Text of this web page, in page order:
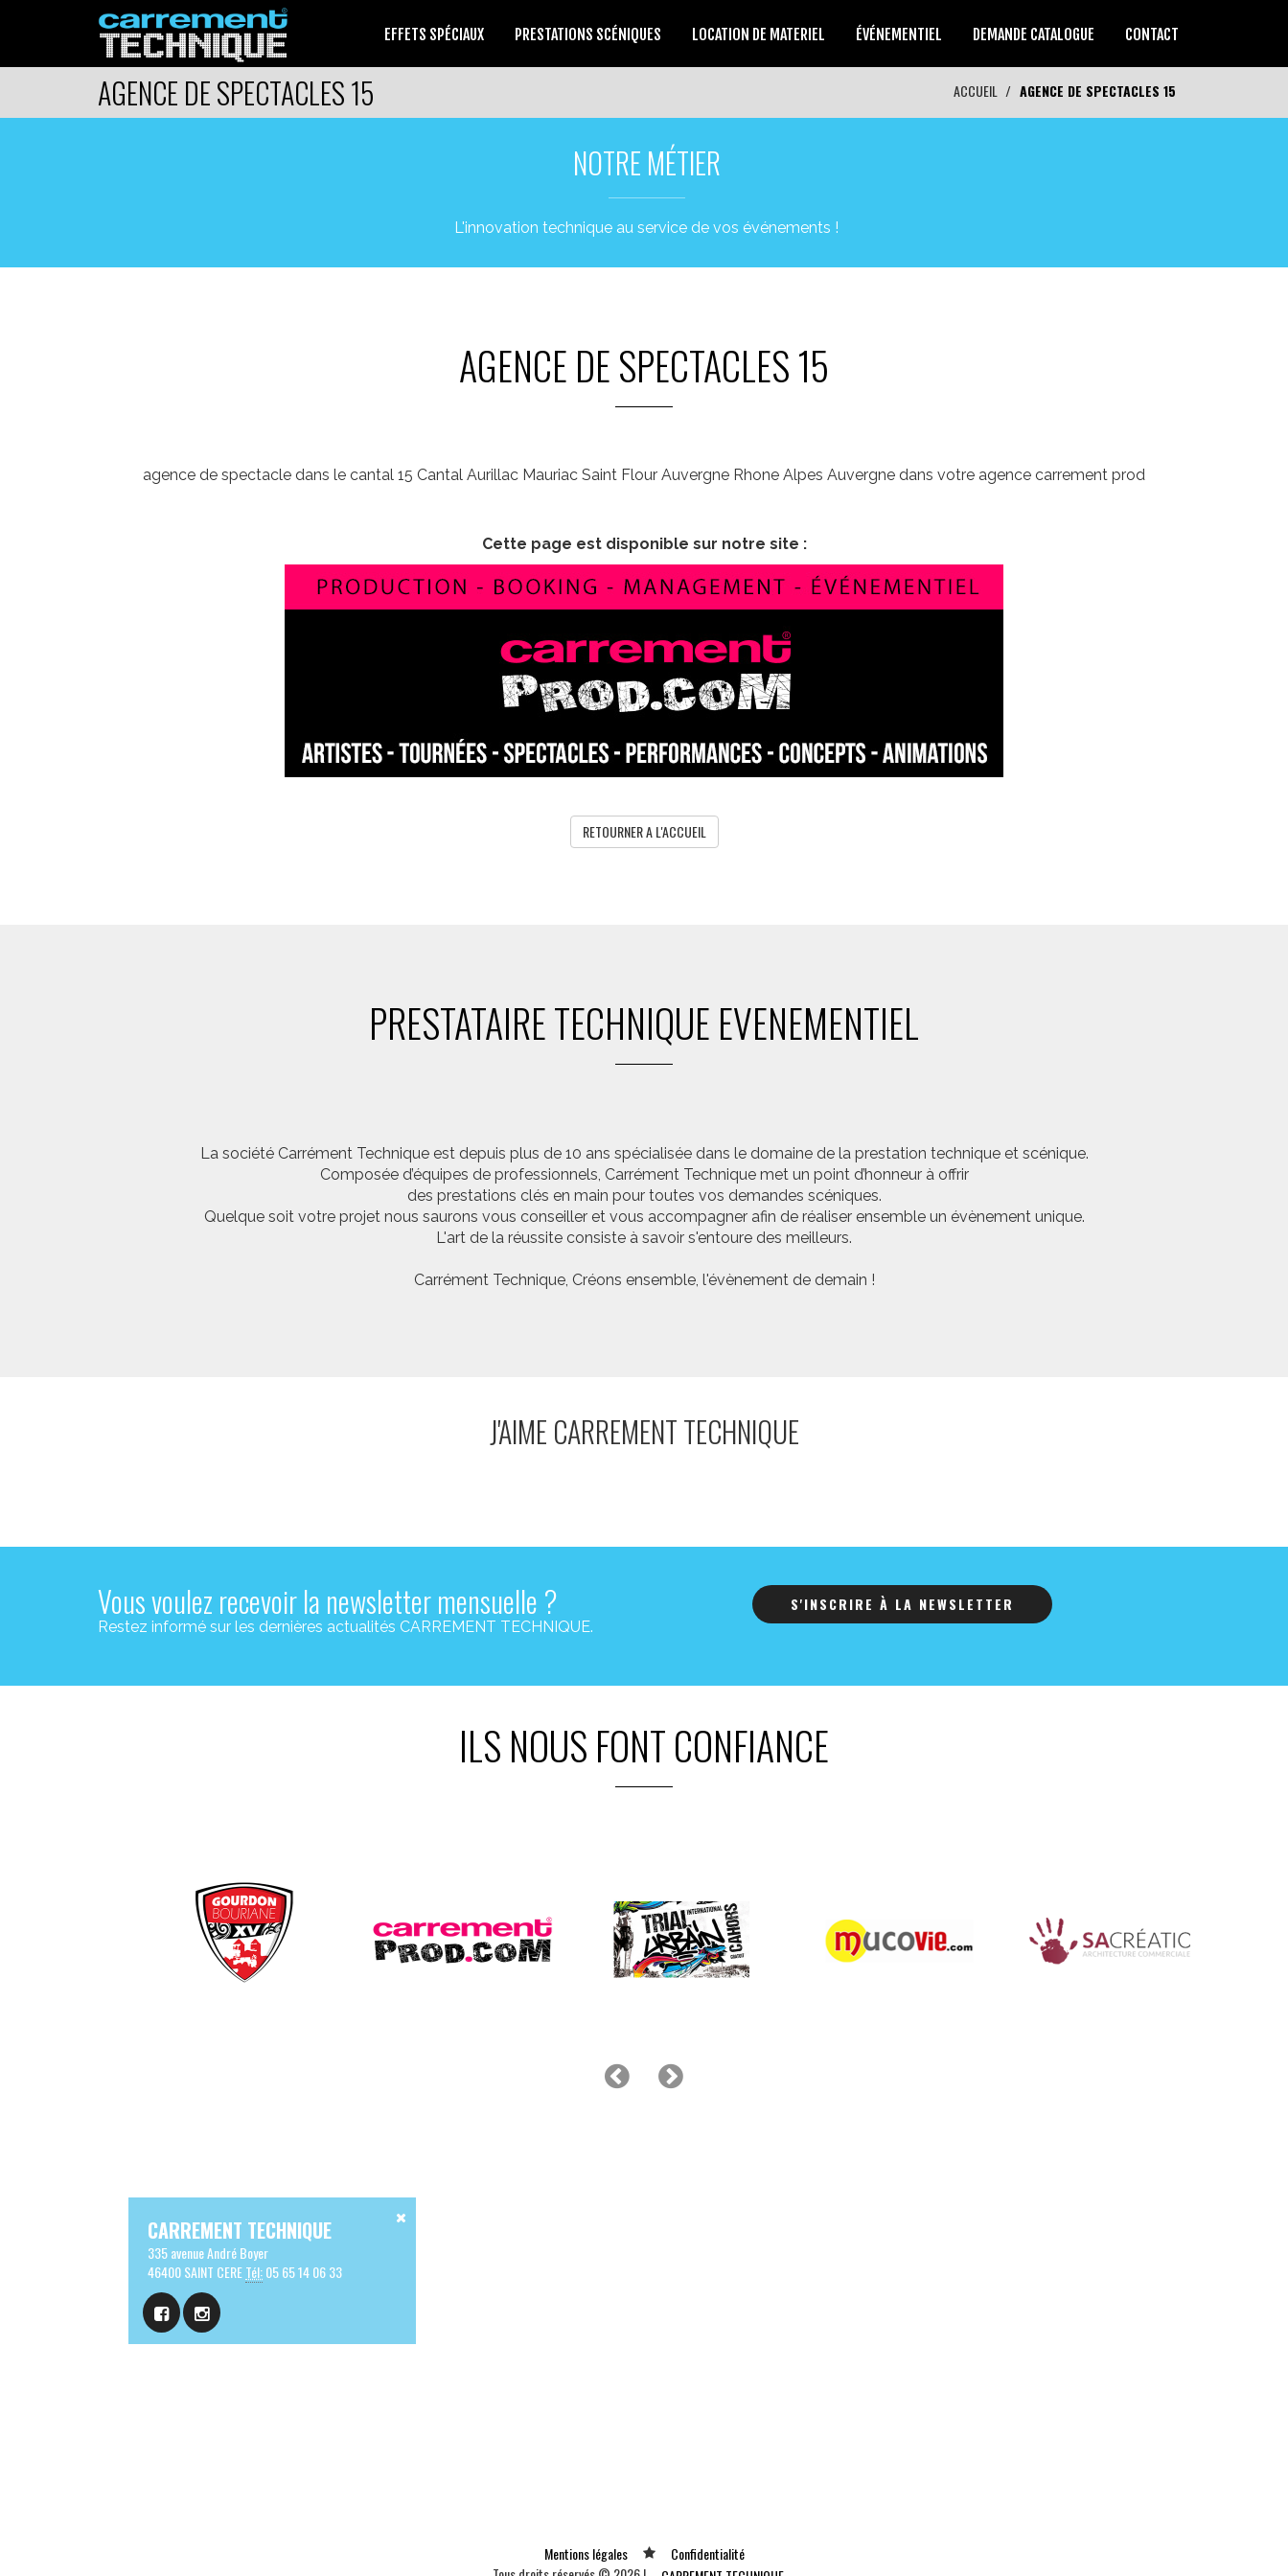
EFFETS SPÉCIAUX PRESTATIONS SCÉNIQUES LOCATION DE MATERIEL ÉVÉNEMENTIEL DEMANDE CATALOGUE CONTACT
AGENCE DE SPECTACLES 15 ACCUEIL AGENCE DE SPECTACLES 15
NOTRE MÉTIER
L'innovation technique au service de vos événements !
AGENCE DE SPECTACLES 15
agence de spectacle dans le cantal 15 Cantal Aurillac Mauriac Saint Flour Auvergne Rhone Alpes Auvergne dans votre agence carrement prod
Cette page est disponible sur notre site :
RETOURNER A L'ACCUEIL
PRESTATAIRE TECHNIQUE EVENEMENTIEL
La société Carrément Technique est depuis plus de 10 ans spécialisée dans le domaine de la prestation technique et scénique.
Composée d’équipes de professionnels, Carrément Technique met un point d’honneur à offrir
des prestations clés en main pour toutes vos demandes scéniques.
Quelque soit votre projet nous saurons vous conseiller et vous accompagner afin de réaliser ensemble un évènement unique.
L'art de la réussite consiste à savoir s'entoure des meilleurs.
Carrément Technique, Créons ensemble, l'évènement de demain !
J'AIME CARREMENT TECHNIQUE
Vous voulez recevoir la newsletter mensuelle ?
Restez informé sur les dernières actualités CARREMENT TECHNIQUE.
S'INSCRIRE À LA NEWSLETTER
ILS NOUS FONT CONFIANCE
CARREMENT TECHNIQUE
335 avenue André Boyer
46400 SAINT CERETél:05 65 14 06 33
Mentions légales
Confidentialité